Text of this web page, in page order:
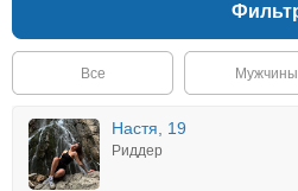
Все Мужчины
Настя, 19
Риддер